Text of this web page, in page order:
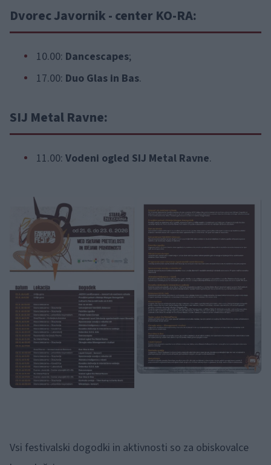
Dvorec Javornik - center KO-RA:
10.00: Dancescapes;
17.00: Duo Glas in Bas.
SIJ Metal Ravne:
11.00: Vodeni ogled SIJ Metal Ravne.
Vsi festivalski dogodki in aktivnosti so za obiskovalce